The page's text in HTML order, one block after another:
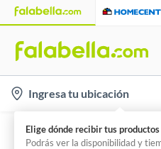
Ingresa tu ubicación
Elige dónde recibir tus productos
Podrás ver la disponibilidad y
Home Tecnología -